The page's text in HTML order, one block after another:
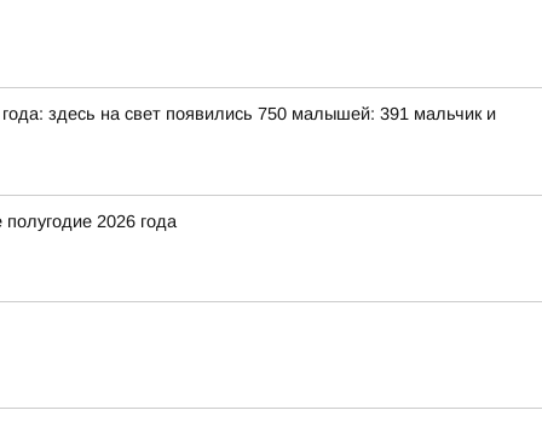
здесь на свет появились 750 малышей: 391 мальчик и
2026 года